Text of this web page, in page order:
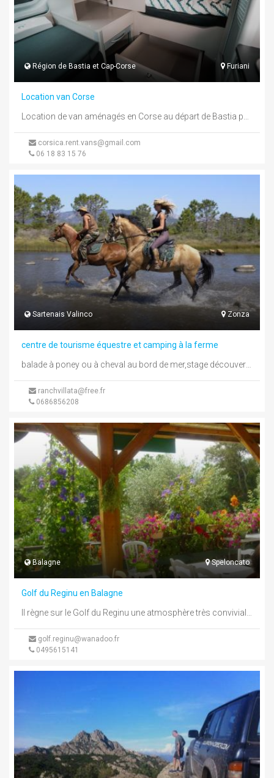
Région de Bastia et Cap-Corse Furiani
Location van Corse
Location de van aménagés en Corse au départ de Bastia par Corsica rent vans pour vous permettre de faire une ...
corsica.rent.vans@gmail.com
06 18 83 15 76
Sartenais Valinco Zonza
centre de tourisme équestre et camping à la ferme
balade à poney ou à cheval au bord de mer,stage découverte, équitation éthologique, enseignement toute l'année, passage de galops te ...
ranchvillata@free.fr
0686856208
Balagne Speloncato
Golf du Reginu en Balagne
Il règne sur le Golf du Reginu une atmosphère très conviviale que vous ressentirez dès votre arrivée au Club - ...
golf.reginu@wanadoo.fr
0495615141